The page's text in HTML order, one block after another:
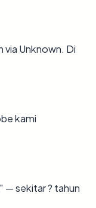
via Unknown. Di
kami
— sekitar ? tahun